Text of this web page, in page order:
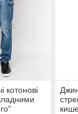
котонові